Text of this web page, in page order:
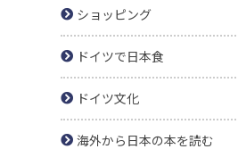
ショッピング
ドイツで日本食
ドイツ文化
海外から日本の本を読む